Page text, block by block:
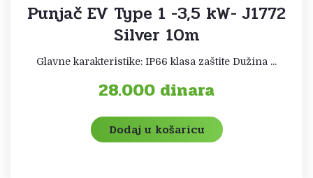
Punjač EV Type 1 -3,5 kW- J1772
Silver 10m
Glavne karakteristike: IP66 klasa zaštite Dužina ...
28.000 dinara
Dodaj u košaricu